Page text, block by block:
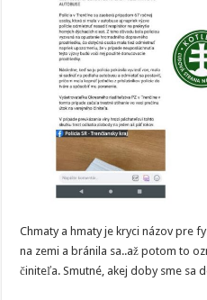
Chmaty a hmaty je kryci názov pre
na zemi a bránila sa..až potom to
činiteľa. Smutné, akej doby sme sa